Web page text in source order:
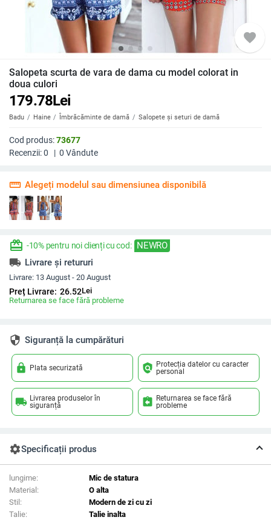
favorite
Salopeta scurta de vara de dama cu model colorat in
doua culori
179.78Lei
Badu Haine Îmbrăcăminte de damă Salopete și seturi de damă
Cod produs:73677
Recenzii:0 | 0 Vândute
straighten Alegeți modelul sau dimensiunea disponibilă
redeem -10% pentru noi clienți cu cod: NEWRO
local_shipping Livrare și retururi
Livrare: 13 August - 20 August
Preț Livrare: 26.52Lei
Returnarea se face fără probleme
security Siguranță la cumpărături
lock Plata securizată policy Protecția datelor cu caracter
personal
local_shipping Livrarea produselor în
siguranță
assignment_return Returnarea se face fără
probleme
settingsSpecificații produs
lungime:
Mic de statura
Material:
O alta
Stil:
Modern de zi cu zi
Talie:
Talie inalta